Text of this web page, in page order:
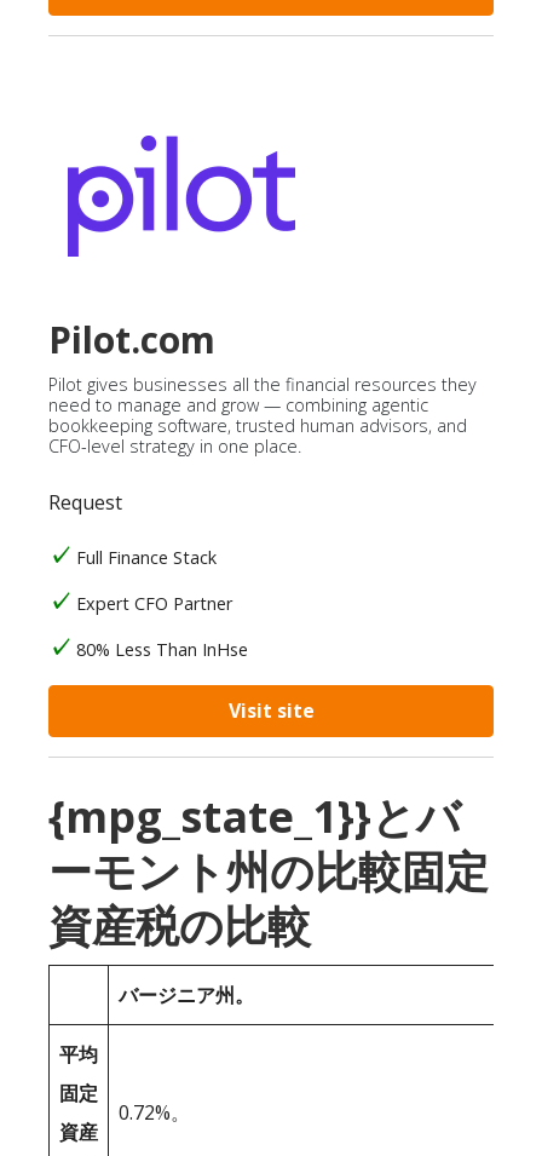
Pilot.com
Pilot gives businesses all the financial resources they
need to manage and grow — combining agentic
bookkeeping software, trusted human advisors, and
CFO-level strategy in one place.
Request
Full Finance Stack
Expert CFO Partner
80% Less Than InHse
Visit site
{mpg_state_1}}とバ
ーモント州の比較固定
資産税の比較
バージニア州。
平均
固定
資産
0.72%。